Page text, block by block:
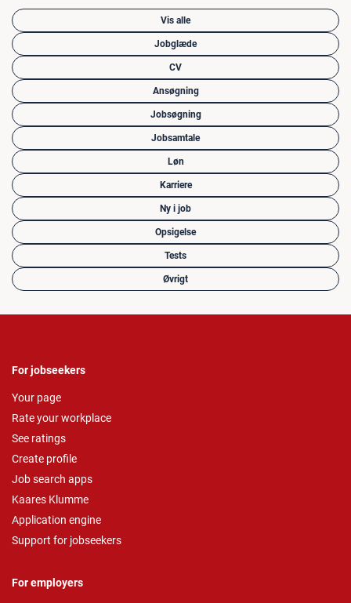
Vis alle
Jobglæde
CV
Ansøgning
Jobsøgning
Jobsamtale
Løn
Karriere
Ny i job
Opsigelse
Tests
Øvrigt
For jobseekers
Your page
Rate your workplace
See ratings
Create profile
Job search apps
Kaares Klumme
Application engine
Support for jobseekers
For employers